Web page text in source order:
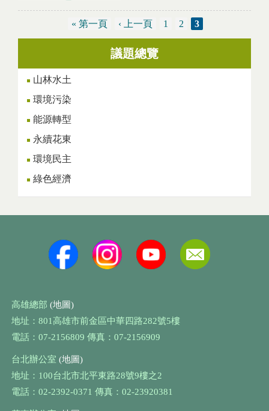
頁面
« 第一頁 ‹ 上一頁 1 2 3
議題總覽
山林水土
環境污染
能源轉型
永續花東
環境民主
綠色經濟
高雄總部 (地圖)
地址：801高雄市前金區中華四路282號5樓
電話：07-2156809 傳真：07-2156909
台北辦公室 (地圖)
地址：100台北市北平東路28號9樓之2
電話：02-2392-0371 傳真：02-23920381